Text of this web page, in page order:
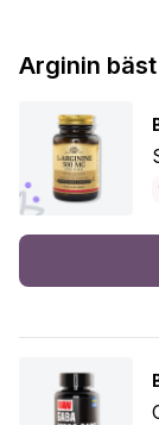
Arginin